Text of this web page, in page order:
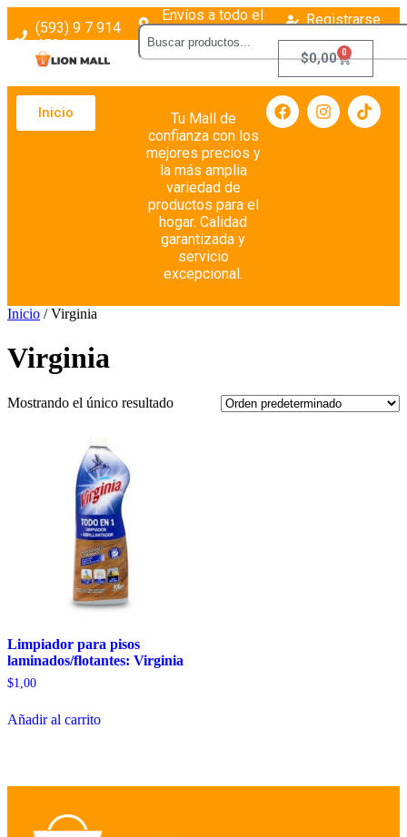
(593) 9 7 914
4526
Envíos a todo el
Registrarse
Login
$0,00 0
Inicio
Tu Mall de
confianza con los
mejores precios y
la más amplia
variedad de
productos para el
hogar. Calidad
garantizada y
servicio
excepcional.
Inicio / Virginia
Virginia
Mostrando el único resultado
Limpiador para pisos
laminados/flotantes: Virginia
$1,00
Añadir al carrito